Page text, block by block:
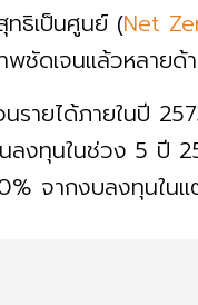
ทธิเป็นศูนย์ (Net
พชัดเจนแล้วหลายด้
ายได้ภายในปี
ลงทุนในช่วง 5 ปี
จากงบลงทุนในแ